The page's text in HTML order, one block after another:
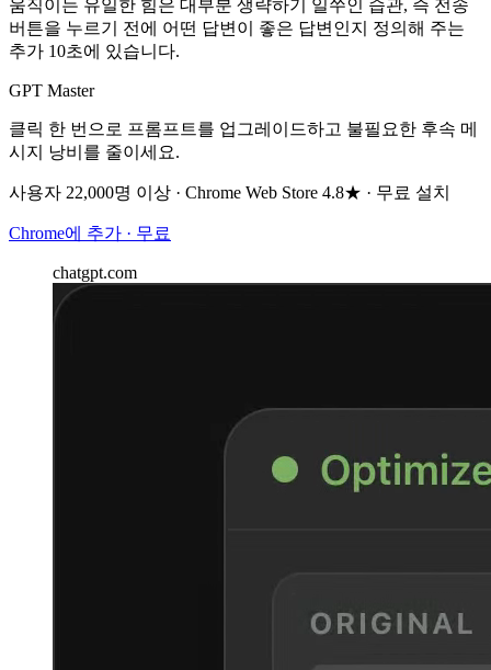
움직이는 유일한 힘은 대부분 생략하기 일쑤인 습관, 즉 전송
버튼을 누르기 전에 어떤 답변이 좋은 답변인지 정의해 주는
추가 10초에 있습니다.
GPT Master
클릭 한 번으로 프롬프트를 업그레이드하고 불필요한 후속 메
시지 낭비를 줄이세요.
사용자 22,000명 이상 · Chrome Web Store 4.8★ · 무료 설치
Chrome에 추가 · 무료
chatgpt.com